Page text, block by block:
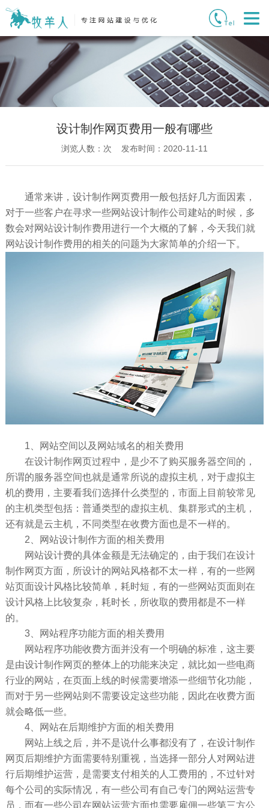
设计制作网页费用一般有哪些
浏览人数： 次 发布时间：2020-11-11
通常来讲，设计制作网页费用一般包括好几方面因素，
对于一些客户在寻求一些网站设计制作公司建站的时候，多
数会对网站设计制作费用进行一个大概的了解，今天我们就
网站设计制作费用的相关的问题为大家简单的介绍一下。
1、网站空间以及网站域名的相关费用
在设计制作网页过程中，是少不了购买服务器空间的，
所谓的服务器空间也就是通常所说的虚拟主机，对于虚拟主
机的费用，主要看我们选择什么类型的，市面上目前较常见
的主机类型包括：普通类型的虚拟主机、集群形式的主机，
还有就是云主机，不同类型在收费方面也是不一样的。
2、网站设计制作方面的相关费用
网站设计费的具体金额是无法确定的，由于我们在设计
制作网页方面，所设计的网站风格都不太一样，有的一些网
站页面设计风格比较简单，耗时短，有的一些网站页面则在
设计风格上比较复杂，耗时长，所收取的费用都是不一样
的。
3、网站程序功能方面的相关费用
网站程序功能收费方面并没有一个明确的标准，这主要
是由设计制作网页的整体上的功能来决定，就比如一些电商
行业的网站，在页面上线的时候需要增添一些细节化功能，
而对于另一些网站则不需要设定这些功能，因此在收费方面
就会略低一些。
4、网站在后期维护方面的相关费用
网站上线之后，并不是说什么事都没有了，在设计制作
网页后期维护方面需要特别重视，当选择一部分人对网站进
行后期维护运营，是需要支付相关的人工费用的，不过针对
每个公司的实际情况，有一些公司有自己专门的网站运营专
员，而有一些公司在网站运营方面也需要雇佣一些第三方公